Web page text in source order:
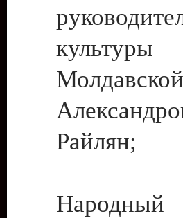
Райлян;
Народный